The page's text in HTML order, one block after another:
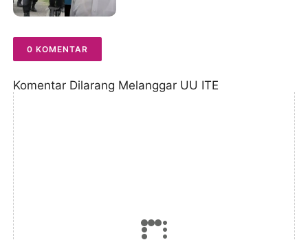
0 KOMENTAR
Komentar Dilarang Melanggar UU ITE